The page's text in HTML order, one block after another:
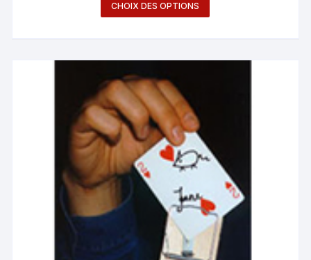
CHOIX DES OPTIONS
produit
choisies
sur
page
du
produit